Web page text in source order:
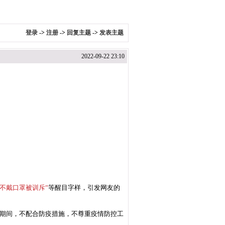
登录 -> 注册 -> 回复主题 -> 发表主题
2022-09-22 23:10
戴口罩被训斥”等醒目字样，引发网友的
间，不配合防疫措施，不尊重疫情防控工